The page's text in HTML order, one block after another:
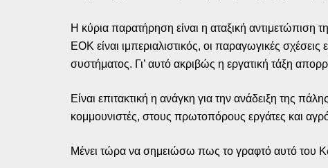
Η κύρια παρατήρηση είναι η αταξική
ΕΟΚ είναι ιμπεριαλιστικός, οι παραγωγικές
συστήματος. Γι’ αυτό ακριβώς η εργατική τάξη
Είναι επιτακτική η ανάγκη για την ανάδειξη της
κομμουνιστές, στους πρωτοπόρους εργάτες και
Μένει τώρα να σημειώσω πως το γραφτό αυτό του